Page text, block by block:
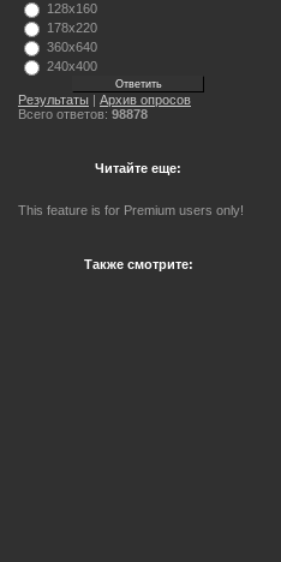
128x160
178x220
360x640
240x400
Результаты | Архив опросов
Всего ответов: 98878
Читайте еще:
This feature is for Premium users only!
Также смотрите: